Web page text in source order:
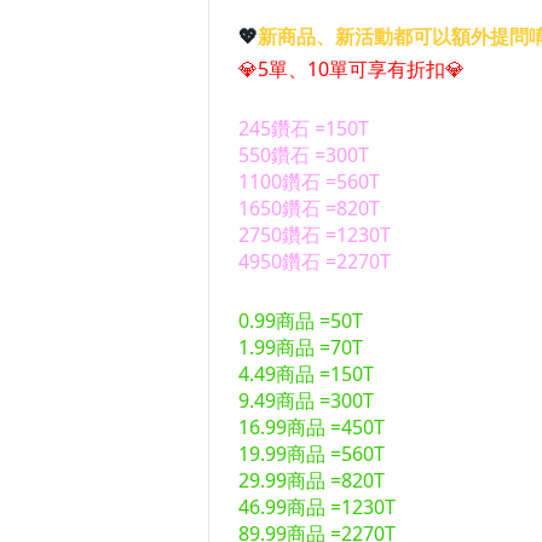
💖新商品、新活動都可以額外提問
💎5單、10單可享有折扣💎
245鑽石 =150T
550鑽石 =300T
1100鑽石 =560T
1650鑽石 =820T
2750鑽石 =1230T
4950鑽石 =2270T
0.99商品 =50T
1.99商品 =70T
4.49商品 =150T
9.49商品 =300T
16.99商品 =450T
19.99商品 =560T
29.99商品 =820T
46.99商品 =1230T
89.99商品 =2270T